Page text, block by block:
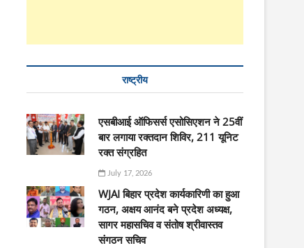
राष्ट्रीय
एसबीआई ऑफिसर्स एसोसिएशन ने 25वीं
बार लगाया रक्तदान शिविर, 211 यूनिट
रक्त संग्रहित
July 17, 2026
WJAI बिहार प्रदेश कार्यकारिणी का हुआ
गठन, अक्षय आनंद बने प्रदेश अध्यक्ष,
सागर महासचिव व संतोष श्रीवास्तव
संगठन सचिव